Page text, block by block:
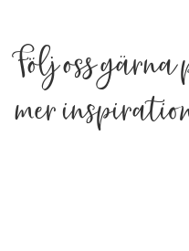
Följ oss
mer